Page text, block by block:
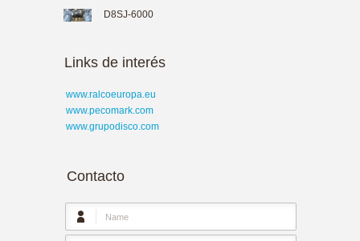
D8SJ-6000
Links de interés
www.ralcoeuropa.eu
www.pecomark.com
www.grupodisco.com
Contacto